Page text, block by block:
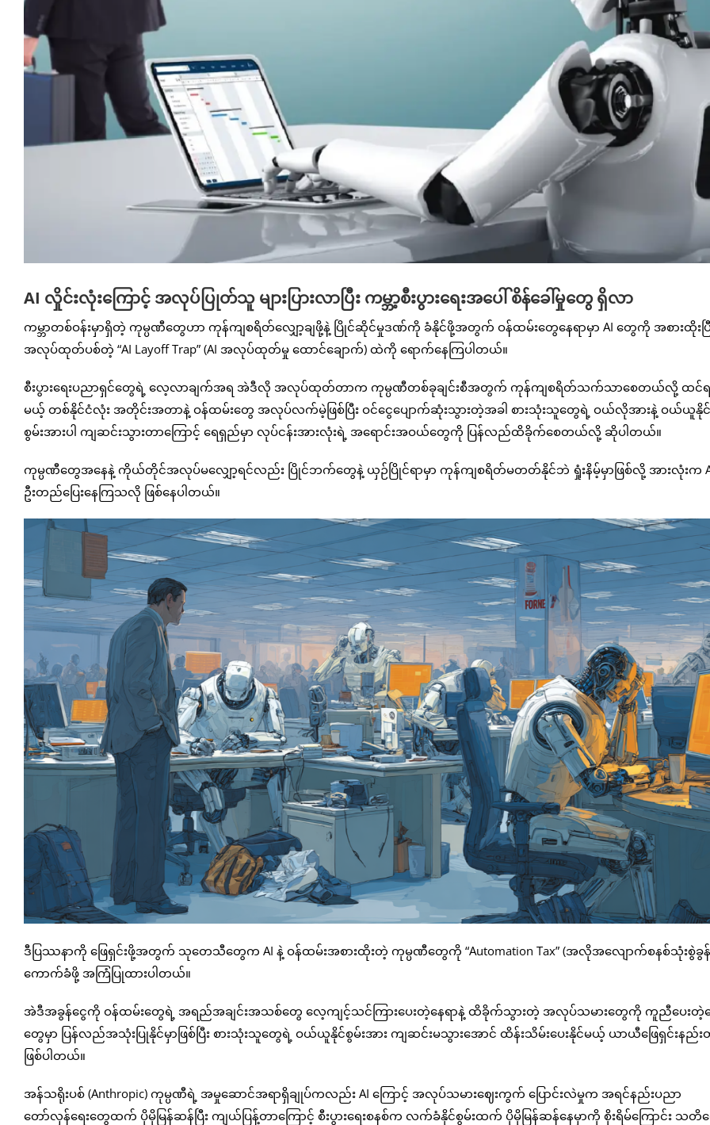
AI လှိုင်းလုံးကြောင့် အလုပ်ပြုတ်သူ များပြားလာပြီး ကမ္ဘာ့စီးပွားရေးအပေါ် စိန်ခေါ်မှုတွေ ရှိလာ
ကမ္ဘာတစ်ဝန်းမှာရှိတဲ့ ကုမ္ပဏီတွေဟာ ကုန်ကျစရိတ်လျှော့ချဖို့နဲ့ ပြိုင်ဆိုင်မှုဒဏ်ကို ခံနိုင်ဖို့အတွက် ဝန်ထမ်းတွေနေရာမှာ AI တွေကို အစားထိုးပြီ
အလုပ်ထုတ်ပစ်တဲ့ “AI Layoff Trap” (AI အလုပ်ထုတ်မှု ထောင်ချောက်) ထဲကို ရောက်နေကြပါတယ်။
စီးပွားရေးပညာရှင်တွေရဲ့ လေ့လာချက်အရ အဲဒီလို အလုပ်ထုတ်တာက ကုမ္ပဏီတစ်ခုချင်းစီအတွက် ကုန်ကျစရိတ်သက်သာစေတယ်လို့ ထင်ရ
မယ့် တစ်နိုင်ငံလုံး အတိုင်းအတာနဲ့ ဝန်ထမ်းတွေ အလုပ်လက်မဲ့ဖြစ်ပြီး ဝင်ငွေပျောက်ဆုံးသွားတဲ့အခါ စားသုံးသူတွေရဲ့ ဝယ်လိုအားနဲ့ ဝယ်ယူနိုင်
စွမ်းအားပါ ကျဆင်းသွားတာကြောင့် ရေရှည်မှာ လုပ်ငန်းအားလုံးရဲ့ အရောင်းအဝယ်တွေကို ပြန်လည်ထိခိုက်စေတယ်လို့ ဆိုပါတယ်။
ကုမ္ပဏီတွေအနေနဲ့ ကိုယ်တိုင်အလုပ်မလျှော့ရင်လည်း ပြိုင်ဘက်တွေနဲ့ ယှဉ်ပြိုင်ရာမှာ ကုန်ကျစရိတ်မတတ်နိုင်ဘဲ ရှုံးနိမ့်မှာဖြစ်လို့ အားလုံးက
ဦးတည်ပြေးနေကြသလို ဖြစ်နေပါတယ်။
ဒီပြဿနာကို ဖြေရှင်းဖို့အတွက် သုတေသီတွေက AI နဲ့ ဝန်ထမ်းအစားထိုးတဲ့ ကုမ္ပဏီတွေကို “Automation Tax” (အလိုအလျောက်စနစ်သုံးစွဲခွ
ကောက်ခံဖို့ အကြံပြုထားပါတယ်။
အဲဒီအခွန်ငွေကို ဝန်ထမ်းတွေရဲ့ အရည်အချင်းအသစ်တွေ လေ့ကျင့်သင်ကြားပေးတဲ့နေရာနဲ့ ထိခိုက်သွားတဲ့ အလုပ်သမားတွေကို ကူညီပေးတဲ့န
တွေမှာ ပြန်လည်အသုံးပြုနိုင်မှာဖြစ်ပြီး စားသုံးသူတွေရဲ့ ဝယ်ယူနိုင်စွမ်းအား ကျဆင်းမသွားအောင် ထိန်းသိမ်းပေးနိုင်မယ့် ယာယီဖြေရှင်းနည်
ဖြစ်ပါတယ်။
အန်သရိုးပစ် (Anthropic) ကုမ္ပဏီရဲ့ အမှုဆောင်အရာရှိချုပ်ကလည်း AI ကြောင့် အလုပ်သမားဈေးကွက် ပြောင်းလဲမှုက အရင်နည်းပညာ
တော်လှန်ရေးတွေထက် ပိုမိုမြန်ဆန်ပြီး ကျယ်ပြန့်တာကြောင့် စီးပွားရေးစနစ်က လက်ခံနိုင်စွမ်းထက် ပိုမိုမြန်ဆန်နေမှာကို စိုးရိမ်ကြောင်း သတိပ